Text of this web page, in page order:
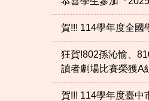
賀!!! 114學年度全國
狂賀!802孫沁愉、
讀者劇場比賽榮獲A
賀!!! 114學年度臺中